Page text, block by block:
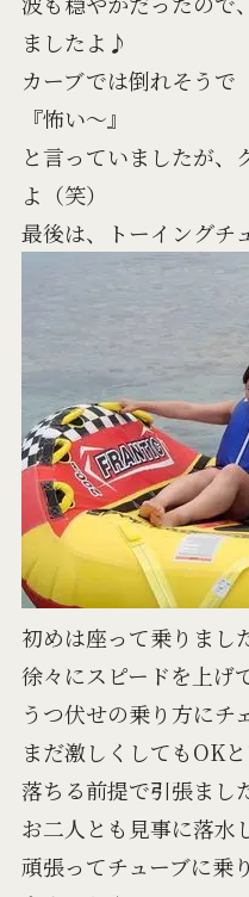
ましたよ♪
カーブでは倒れそうで
『怖い～』
と言っていましたが、
よ（笑）
最後は、トーイングチ
初めは座って乗りまし
徐々にスピードを上げ
うつ伏せの乗り方にチ
まだ激しくしてもOK
落ちる前提で引張まし
お二人とも見事に落水
頑張ってチューブに乗